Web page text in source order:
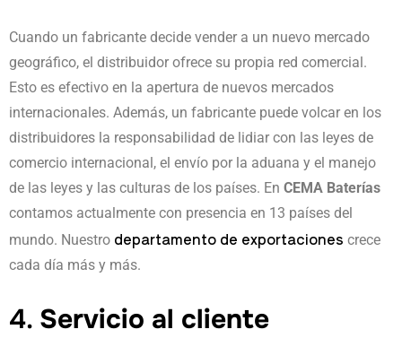
Cuando un fabricante decide vender a un nuevo mercado
geográfico, el distribuidor ofrece su propia red comercial.
Esto es efectivo en la apertura de nuevos mercados
internacionales. Además, un fabricante puede volcar en los
distribuidores la responsabilidad de lidiar con las leyes de
comercio internacional, el envío por la aduana y el manejo
de las leyes y las culturas de los países. En CEMA Baterías
contamos actualmente con presencia en 13 países del
mundo. Nuestro departamento de exportaciones crece
cada día más y más.
4. Servicio al cliente